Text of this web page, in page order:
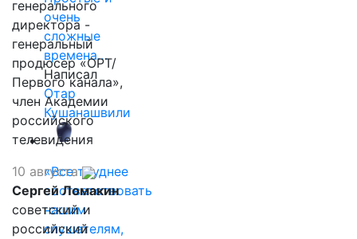
очень
сложные
времена…
Написал
Отар
Кушанашвили
«Все труднее
соответствовать
нашим
слушателям,
генерального
директора -
генеральный
продюсер «ОРТ/
Первого канала»,
член Академии
российского
телевидения
10 августа
Сергей Ломакин
советский и
российский